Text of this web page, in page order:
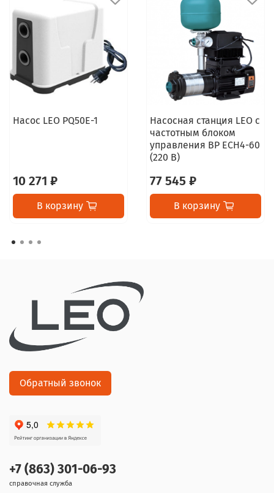
Насос LEO PQ50E-1
10 271 ₽
В корзину
Насосная станция LEO с
частотным блоком
управления BP ECH4-60
(220 В)
77 545 ₽
В корзину
+7 (863) 301-06-93
справочная служба
Обратный звонок